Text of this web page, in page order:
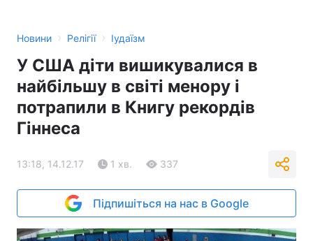
Новини › Релігії › Іудаїзм
У США діти вишикувалися в
найбільшу в світі менору і
потрапили в Книгу рекордів
Гіннеса
13:18, 14.12.17 1 хв. 337
Підпишіться на нас в Google